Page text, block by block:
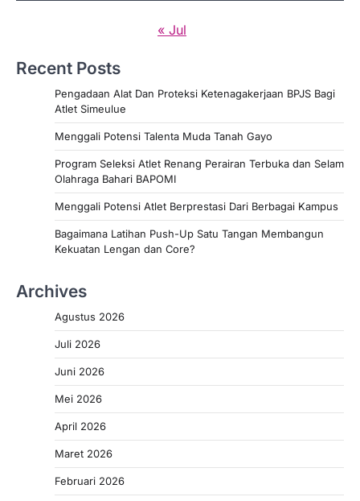
« Jul
Recent Posts
Pengadaan Alat Dan Proteksi Ketenagakerjaan BPJS Bagi
Atlet Simeulue
Menggali Potensi Talenta Muda Tanah Gayo
Program Seleksi Atlet Renang Perairan Terbuka dan Selam
Olahraga Bahari BAPOMI
Menggali Potensi Atlet Berprestasi Dari Berbagai Kampus
Bagaimana Latihan Push-Up Satu Tangan Membangun
Kekuatan Lengan dan Core?
Archives
Agustus 2026
Juli 2026
Juni 2026
Mei 2026
April 2026
Maret 2026
Februari 2026